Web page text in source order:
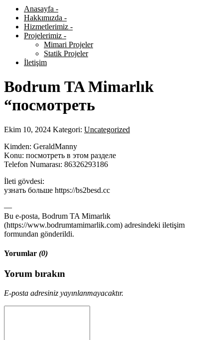
Anasayfa -
Hakkımızda -
Hizmetlerimiz -
Projelerimiz -
Mimari Projeler
Statik Projeler
İletişim
Bodrum TA Mimarlık
“посмотреть
Ekim 10, 2024 Kategori: Uncategorized
Kimden: GeraldManny
Konu: посмотреть в этом разделе
Telefon Numarası: 86326293186
İleti gövdesi:
узнать больше https://bs2besd.cc
—
Bu e-posta, Bodrum TA Mimarlık
(https://www.bodrumtamimarlik.com) adresindeki iletişim
formundan gönderildi.
Yorumlar (0)
Yorum bırakın
E-posta adresiniz yayınlanmayacaktır.